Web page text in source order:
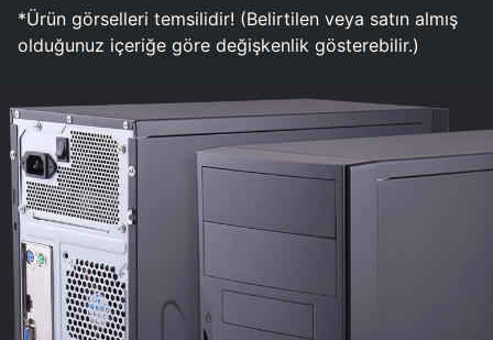
*Ürün görselleri temsilidir! (Belirtilen veya satın almış
olduğunuz içeriğe göre değişkenlik gösterebilir.)